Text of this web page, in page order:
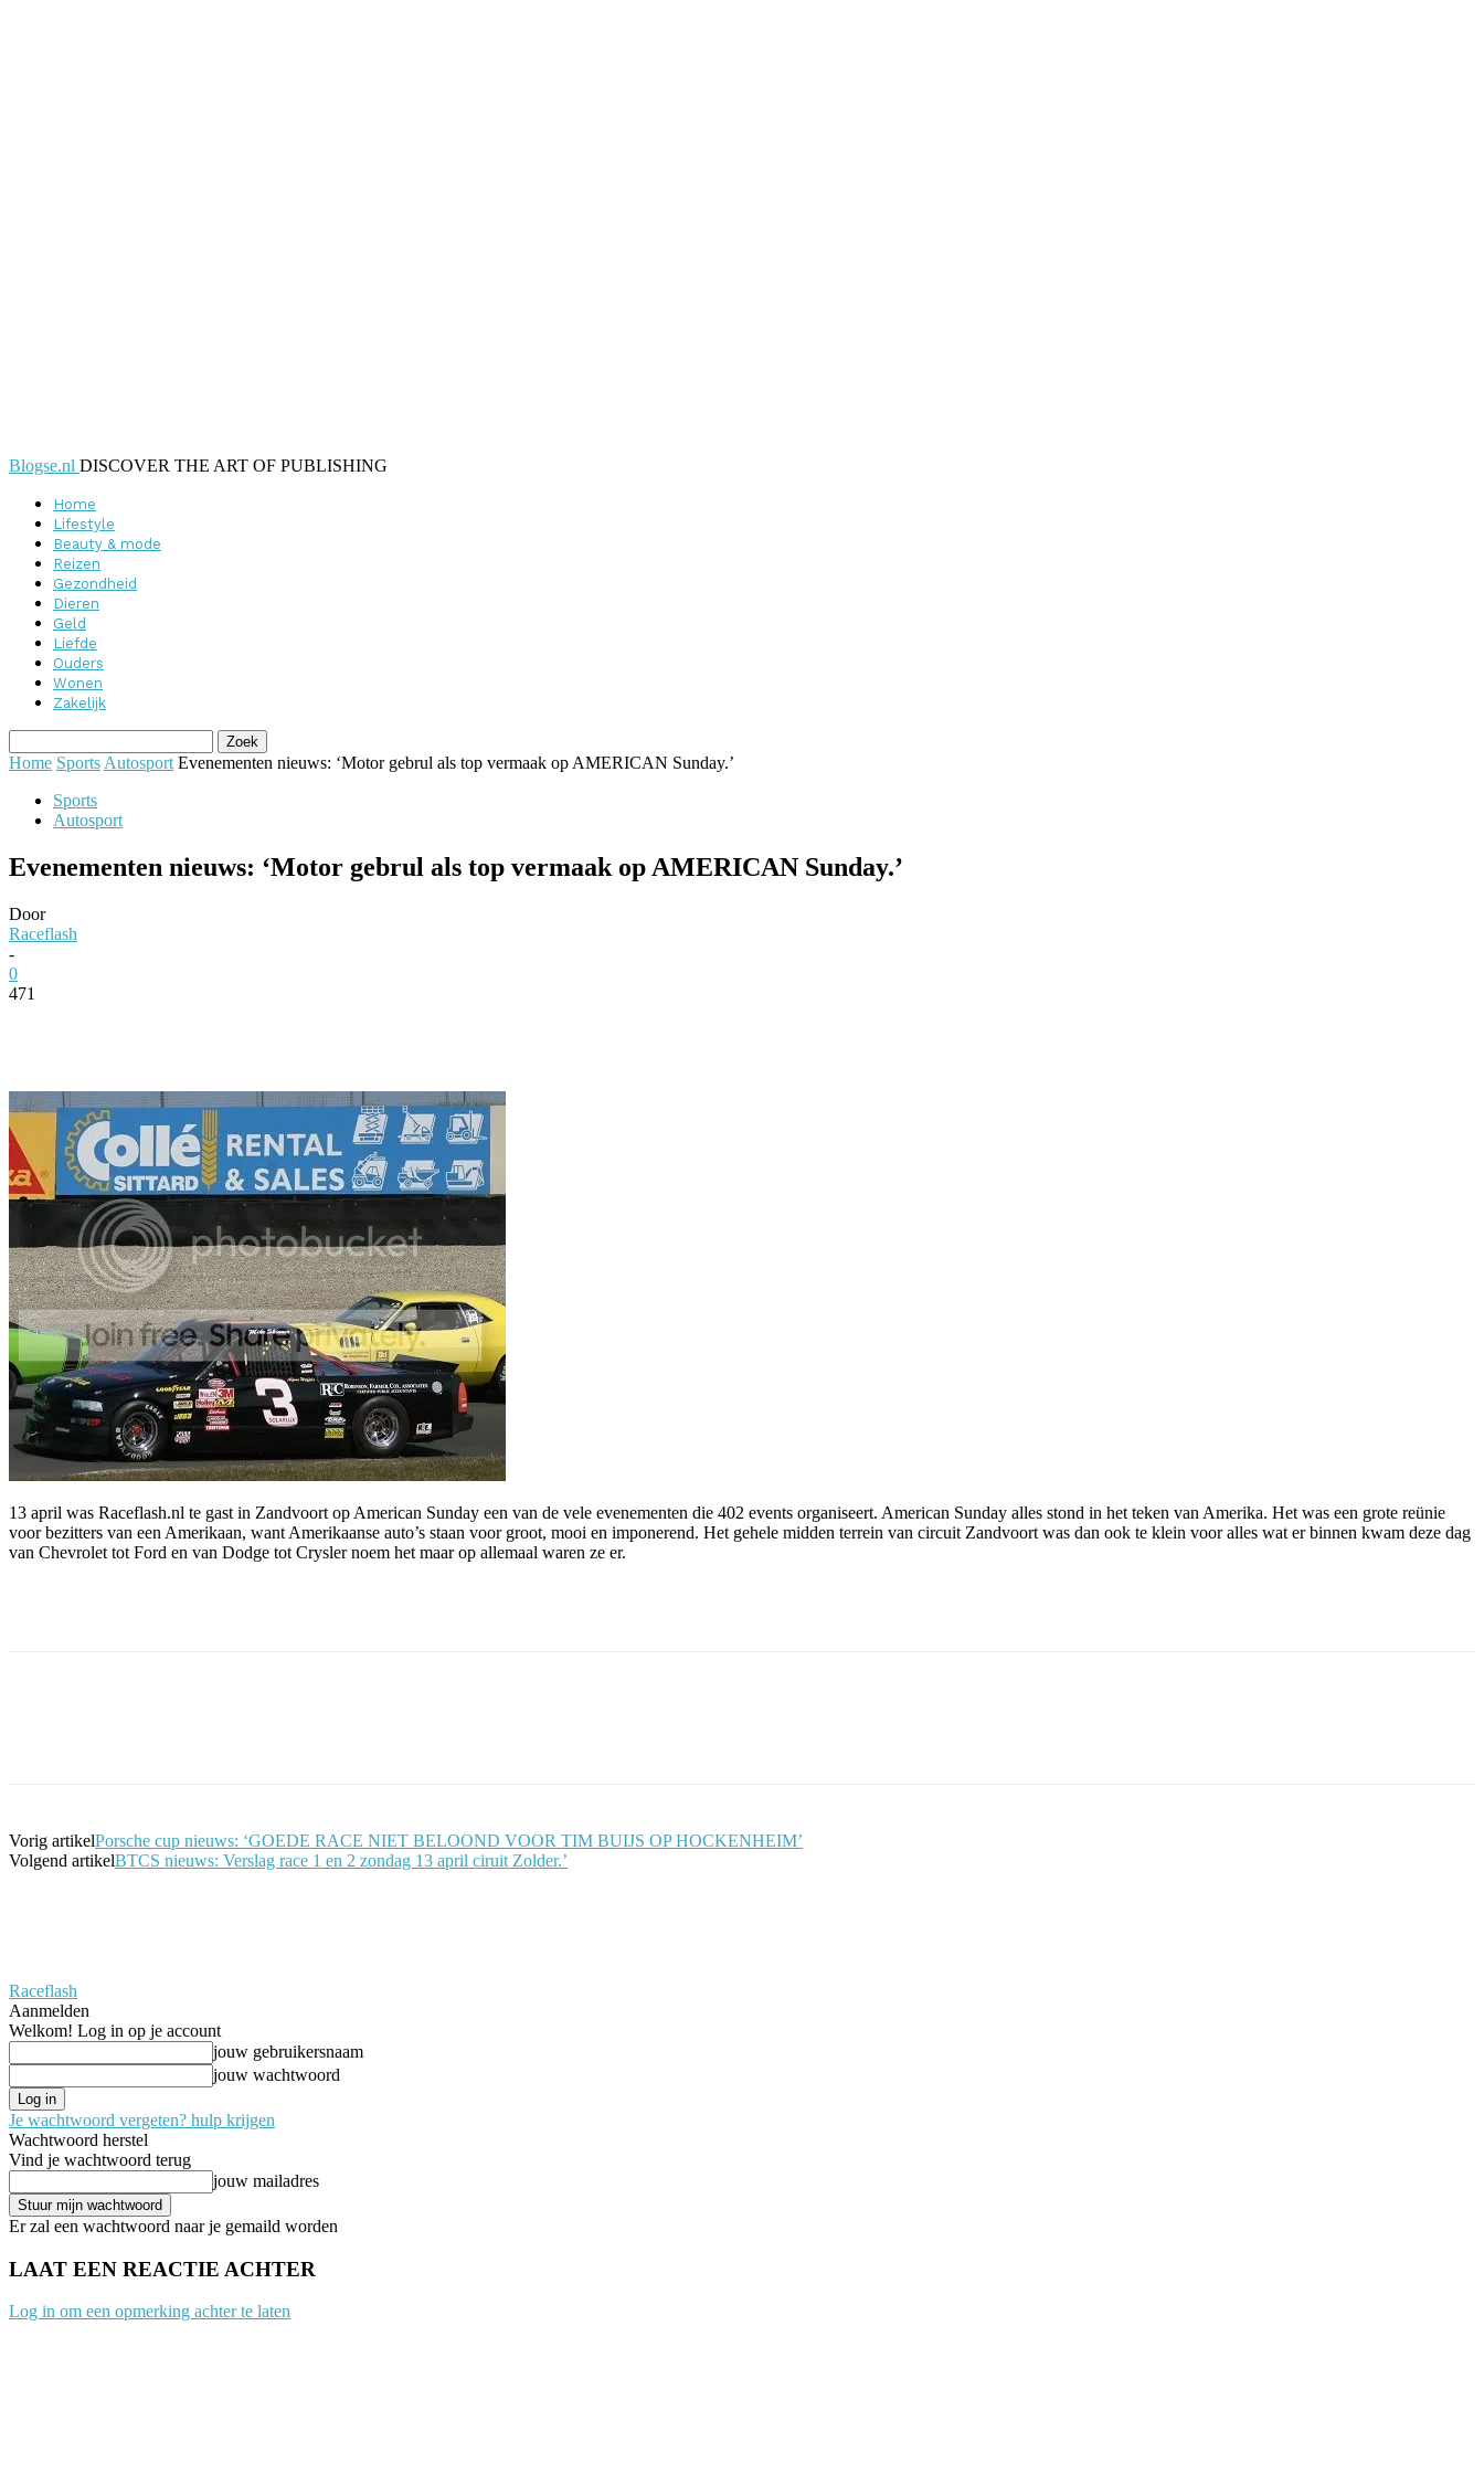
Blogse.nl DISCOVER THE ART OF PUBLISHING
Home
Lifestyle
Beauty & mode
Reizen
Gezondheid
Dieren
Geld
Liefde
Ouders
Wonen
Zakelijk
Home Sports Autosport Evenementen nieuws: ‘Motor gebrul als top vermaak op AMERICAN Sunday.’
Sports
Autosport
Evenementen nieuws: ‘Motor gebrul als top vermaak op AMERICAN Sunday.’
Door
Raceflash
-
0
471
13 april was Raceflash.nl te gast in Zandvoort op American Sunday een van de vele evenementen die 402 events organiseert. American Sunday alles stond in het teken van Amerika. Het was een grote reünie
voor bezitters van een Amerikaan, want Amerikaanse auto’s staan voor groot, mooi en imponerend. Het gehele midden terrein van circuit Zandvoort was dan ook te klein voor alles wat er binnen kwam deze dag
van Chevrolet tot Ford en van Dodge tot Crysler noem het maar op allemaal waren ze er.
Vorig artikelPorsche cup nieuws: ‘GOEDE RACE NIET BELOOND VOOR TIM BUIJS OP HOCKENHEIM’
Volgend artikelBTCS nieuws: Verslag race 1 en 2 zondag 13 april ciruit Zolder.’
Raceflash
Aanmelden
Welkom! Log in op je account
jouw gebruikersnaam
jouw wachtwoord
Je wachtwoord vergeten? hulp krijgen
Wachtwoord herstel
Vind je wachtwoord terug
jouw mailadres
Er zal een wachtwoord naar je gemaild worden
LAAT EEN REACTIE ACHTER
Log in om een opmerking achter te laten